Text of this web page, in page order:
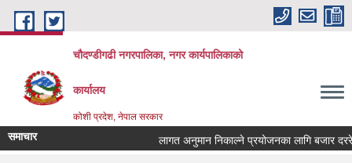
Skip to main content
चौदण्डीगढी नगरपालिका, नगर कार्यपालिकाको
कार्यालय
कोशी प्रदेश, नेपाल सरकार
समाचार लागत अनुमान निकाल्ने प्रयोजनका लागि बजार दररेट
खोपकर्ता (भ्याक्सिनेटर) आवश्यकता सम्वन्धी सूचना।